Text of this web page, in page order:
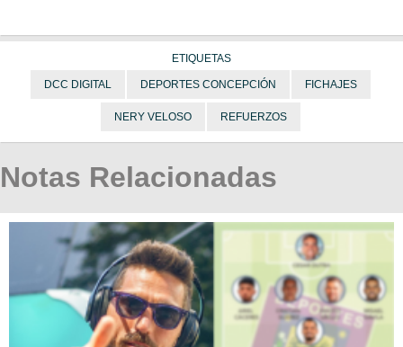
ETIQUETAS
DCC DIGITAL DEPORTES CONCEPCIÓN FICHAJES
NERY VELOSO REFUERZOS
Notas Relacionadas